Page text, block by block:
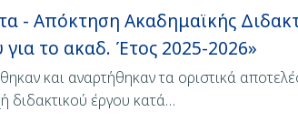
- Απόκτηση Ακαδημαϊκής
για το ακαδ. Έτος 2025-2026»
και αναρτήθηκαν τα οριστικά
διδακτικού έργου κατά…